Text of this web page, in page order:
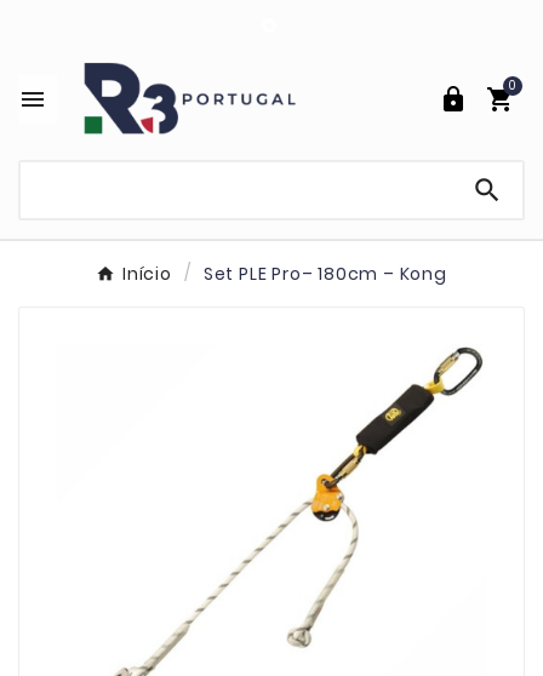
  
0

Início Set PLE Pro– 180cm – Kong